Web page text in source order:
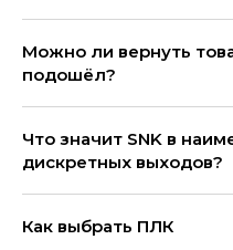
Можно ли вернуть
подошёл?
Что значит SNK в
дискретных выходов?
Как выбрать ПЛК